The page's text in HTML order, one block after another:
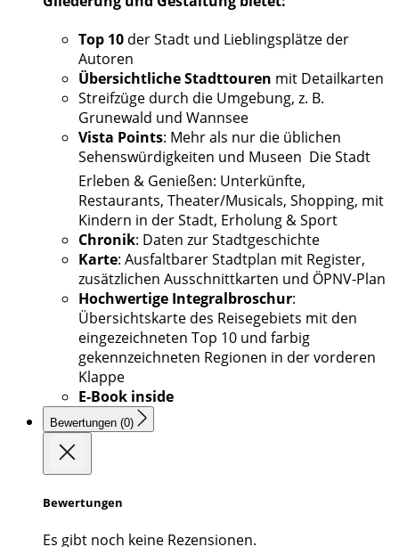
Top 10 der Stadt und Lieblingsplätze der
Autoren
Übersichtliche Stadttouren mit Detailkarten
Streifzüge durch die Umgebung, z. B.
Grunewald und Wannsee
Vista Points: Mehr als nur die üblichen
Sehenswürdigkeiten und Museen  Die Stadt
Erleben & Genießen: Unterkünfte,
Restaurants, Theater/Musicals, Shopping, mit
Kindern in der Stadt, Erholung & Sport
Chronik: Daten zur Stadtgeschichte
Karte: Ausfaltbarer Stadtplan mit Register,
zusätzlichen Ausschnittkarten und ÖPNV-Plan
Hochwertige Integralbroschur:
Übersichtskarte des Reisegebiets mit den
eingezeichneten Top 10 und farbig
gekennzeichneten Regionen in der vorderen
Klappe
E-Book inside
Bewertungen (0)
Bewertungen
Es gibt noch keine Rezensionen.